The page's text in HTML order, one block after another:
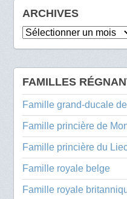
ARCHIVES
Archives
FAMILLES
Famille grand-ducale
Famille princière de
Famille princière du
Famille royale belge
Famille royale